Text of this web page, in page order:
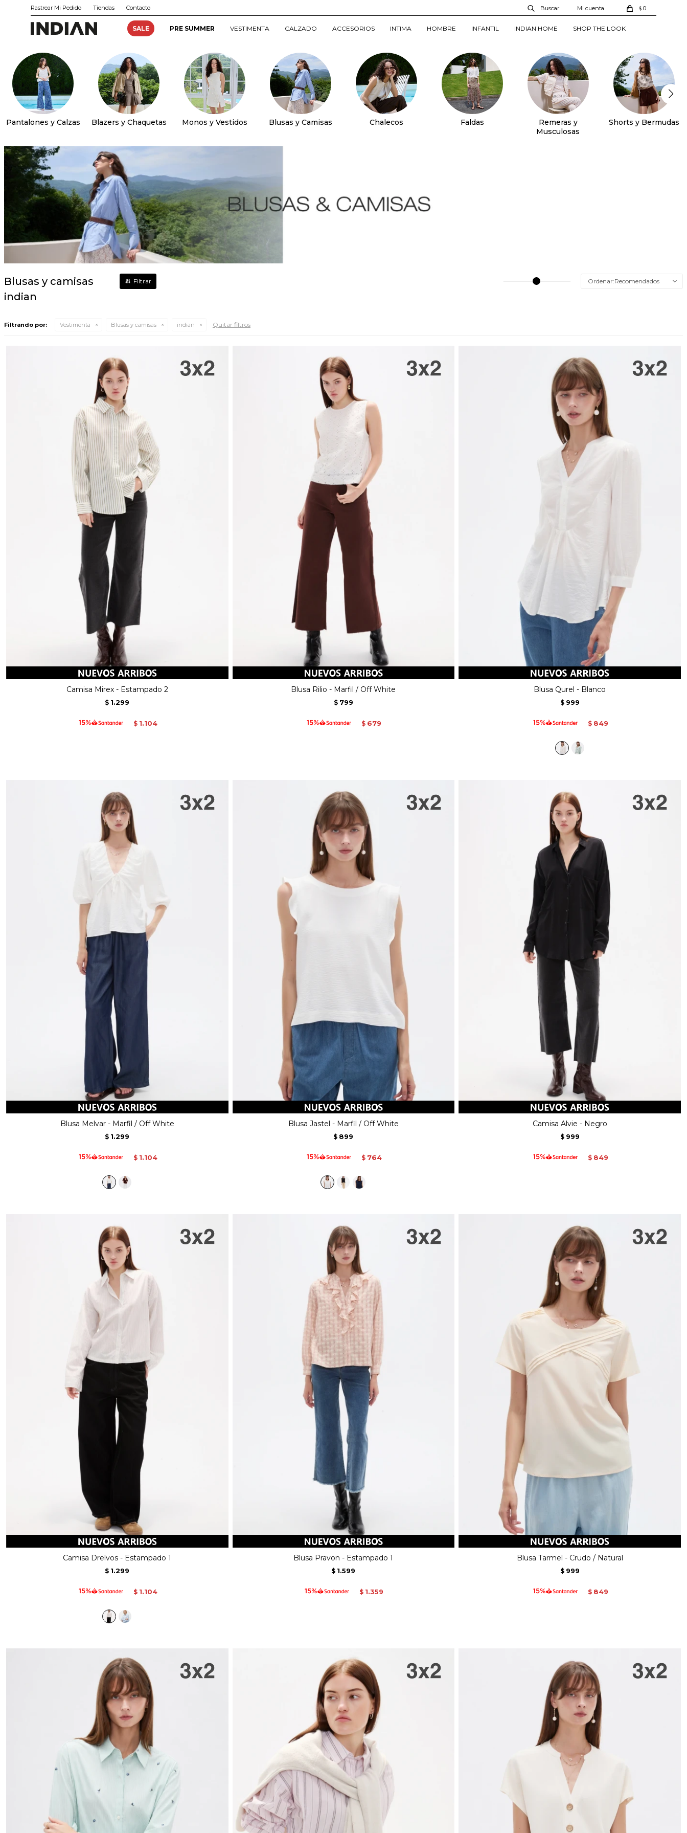
SALE PRE SUMMER VESTIMENTA CALZADO ACCESORIOS INTIMA HOMBRE INFANTIL INDIAN HOME SHOP THE LOOK
$ 0
Rastrear Mi Pedido Tiendas Contacto
Pantalones y Calzas Blazers y Chaquetas Monos y Vestidos Blusas y Camisas Chalecos Faldas
Remeras y
Musculosas
Shorts y Bermudas
Blusas y camisas
indian
Recomendados
Filtrando por: Vestimenta Blusas y camisas indian Quitar filtros
Camisa Mirex - Estampado 2
$ 1.299
$ 1.104
Blusa Rilio - Marfil / Off White
$ 799
$ 679
Blusa Qurel - Blanco
$ 999
$ 849
Blusa Melvar - Marfil / Off White
$ 1.299
$ 1.104
Blusa Jastel - Marfil / Off White
$ 899
$ 764
Camisa Alvie - Negro
$ 999
$ 849
Camisa Drelvos - Estampado 1
$ 1.299
$ 1.104
Blusa Pravon - Estampado 1
$ 1.599
$ 1.359
Blusa Tarmel - Crudo / Natural
$ 999
$ 849